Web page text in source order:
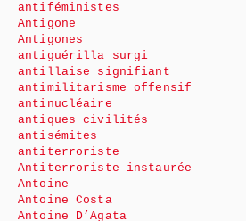
antiféministes
Antigone
Antigones
antiguérilla surgi
antillaise signifiant
antimilitarisme offensif
antinucléaire
antiques civilités
antisémites
antiterroriste
Antiterroriste instaurée
Antoine
Antoine Costa
Antoine D’Agata